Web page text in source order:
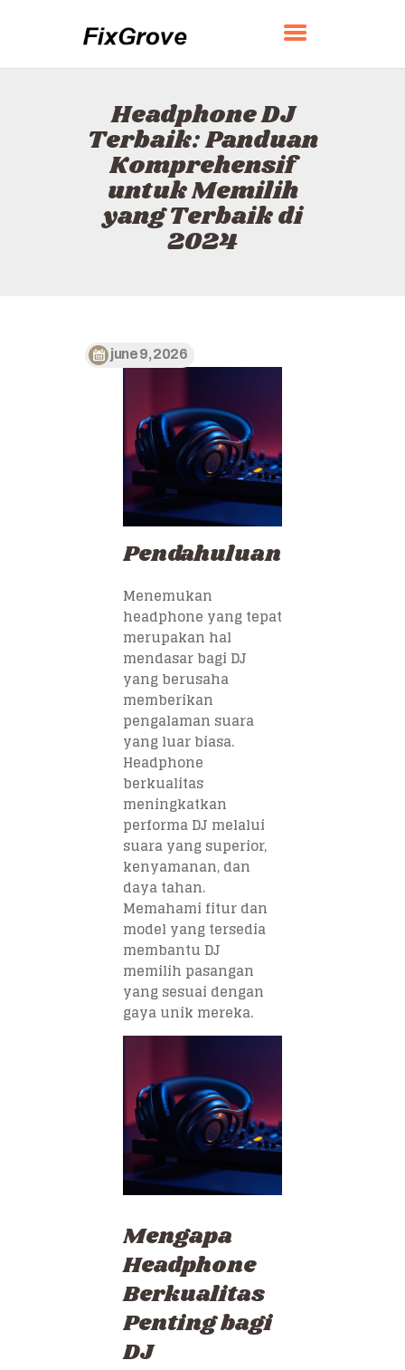
Headphone DJ
Terbaik: Panduan
Komprehensif
untuk Memilih
yang Terbaik di
2024
FIXGROVE
BERANDA
TENTANG
KONTAK
KEBIJAKAN
BAHASA INDONESIA
june 9, 2026
Pendahuluan
Menemukan
headphone yang tepat
merupakan hal
mendasar bagi DJ
yang berusaha
memberikan
pengalaman suara
yang luar biasa.
Headphone
berkualitas
meningkatkan
performa DJ melalui
suara yang superior,
kenyamanan, dan
daya tahan.
Memahami fitur dan
model yang tersedia
membantu DJ
memilih pasangan
yang sesuai dengan
gaya unik mereka.
Mengapa
Headphone
Berkualitas
Penting bagi
DJ